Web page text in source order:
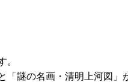
。
謎の名画・清明上河図」